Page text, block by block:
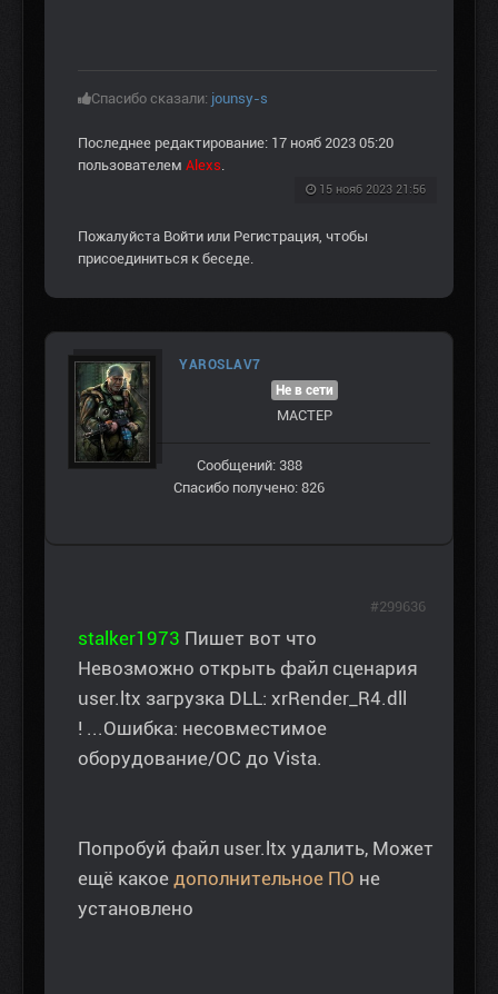
Спасибо сказали: jounsy-s
Последнее редактирование: 17 нояб 2023 05:20
пользователем Alexs.
15 нояб 2023 21:56
Пожалуйста Войти или Регистрация, чтобы
присоединиться к беседе.
YAROSLAV7
Не в сети
МАСТЕР
Сообщений: 388
Спасибо получено: 826
stalker1973 Пишет вот что
Невозможно открыть файл сценария
user.ltx загрузка DLL: xrRender_R4.dll
! ...Ошибка: несовместимое
оборудование/ОС до Vista.
Попробуй файл user.ltx удалить, Может
ещё какое дополнительное ПО не
установлено
#299636